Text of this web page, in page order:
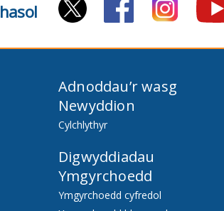
Adnoddau’r wasg
Newyddion
Cylchlythyr
Digwyddiadau
Ymgyrchoedd
Ymgyrchoedd cyfredol